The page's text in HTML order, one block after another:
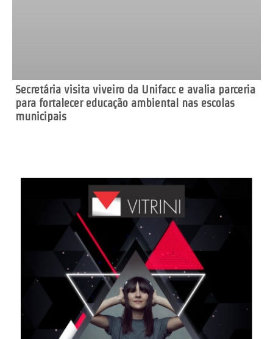
Secretária visita viveiro da Unifacc e avalia parceria
para fortalecer educação ambiental nas escolas
municipais